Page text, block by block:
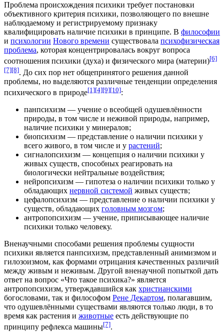
Проблема происхождения психики требует постановки
объективного критерия психики, позволяющего по внешне
наблюдаемому и регистрируемому признаку
квалифицировать наличие психики в принципе. В философии
и психологии Нового времени существовала психофизическая
проблема, которая концентрировалась вокруг вопроса
соотношения психики (духа) и физического мира (материи)[6]
[7][8]. До сих пор нет общепринятого решения данной
проблемы, но выделяются различные тенденции определения
психического в природе[1][4][9][10]:
панпсихизм — учение о всеобщей одушевлённости
природы, в том числе и неживой природы, например,
наличие психики у минералов;
биопсихизм — представление о наличии психики у
всего живого, в том числе и у растений;
сигналопсихизм — концепция о наличии психики у
живых существ, способных реагировать на
биологически нейтральные воздействия;
нейропсихизм — гипотеза о наличии психики только у
обладающих нервной системой живых существ;
цефалопсихизм — представление о наличии психики у
существ, обладающих головным мозгом;
антропопсихизм — учение, приписывающее наличие
психики только человеку.
Вненаучными способами решения проблемы сущности
психики является панпсихизм, представленный анимизмом и
гилозоизмом, как формами отрицания качественных различий
между живым и неживым. Другой вненаучной попыткой дать
ответ на вопрос «Что такое психика?» является
антропопсихизм, утверждавшийся как христианскими
богословами, так и философом Рене Декартом, полагавшим,
что одушевлёнными существами являются только люди, в то
время как растения и животные есть действующие по
принципу рефлекса машины[7].